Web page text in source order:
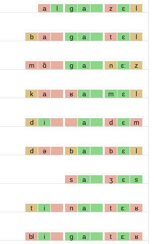
a l g a z ɛ l
b a g a t ɛ l
m ɑ̃ g a n ɛː z
k a ʁ a m ɛ l
d i a d ɛ m
d ə b a b ɛ l
s a ʒ ɛ s
t i n a t ɛː ʁ
bl i g a t ɛː ʁ